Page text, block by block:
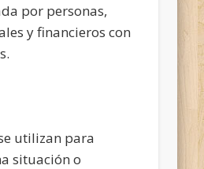
por personas,
y financieros con
utilizan para
situación o